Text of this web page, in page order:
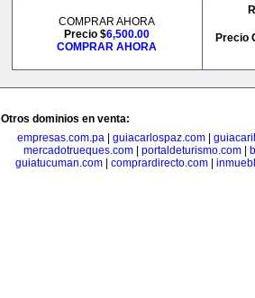
COMPRAR AHORA
Precio $6,500.00
COMPRAR AHORA
Precio
Otros dominios en venta:
empresas.com.pa| guiacarlospaz.com|
mercadotrueques.com| portaldeturismo.com|
guiatucuman.com
comprardirecto.com